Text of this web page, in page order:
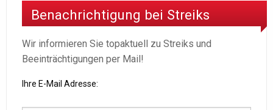
Benachrichtigung bei Streiks
Wir informieren Sie topaktuell zu Streiks und
Beeinträchtigungen per Mail!
Ihre E-Mail Adresse: